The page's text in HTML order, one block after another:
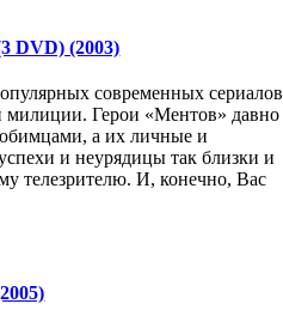
DVD) (2003)
современных сериалов
милиции. Герои «Ментов» давно
а их личные и
и неурядицы так близки и
телезрителю. И, конечно, Вас